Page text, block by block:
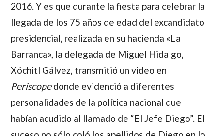
2016. Y es que durante la fiesta para celebrar la
llegada de los 75 años de edad del excandidato
presidencial, realizada en su hacienda «La
Barranca», la delegada de Miguel Hidalgo,
Xóchitl Gálvez, transmitió un video en
Periscopedonde evidenció a diferentes
personalidades de la política nacional que
habían acudido al llamado de “El Jefe Diego”. El